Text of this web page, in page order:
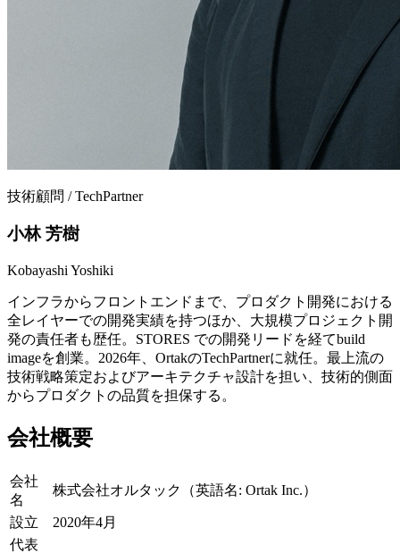
技術顧問 / TechPartner
小林 芳樹
Kobayashi Yoshiki
インフラからフロントエンドまで、プロダクト開発における
全レイヤーでの開発実績を持つほか、大規模プロジェクト開
発の責任者も歴任。STORES での開発リードを経てbuild
imageを創業。2026年、OrtakのTechPartnerに就任。最上流の
技術戦略策定およびアーキテクチャ設計を担い、技術的側面
からプロダクトの品質を担保する。
会社概要
会社
名
株式会社オルタック（英語名: Ortak Inc.）
設立
2020年4月
代表